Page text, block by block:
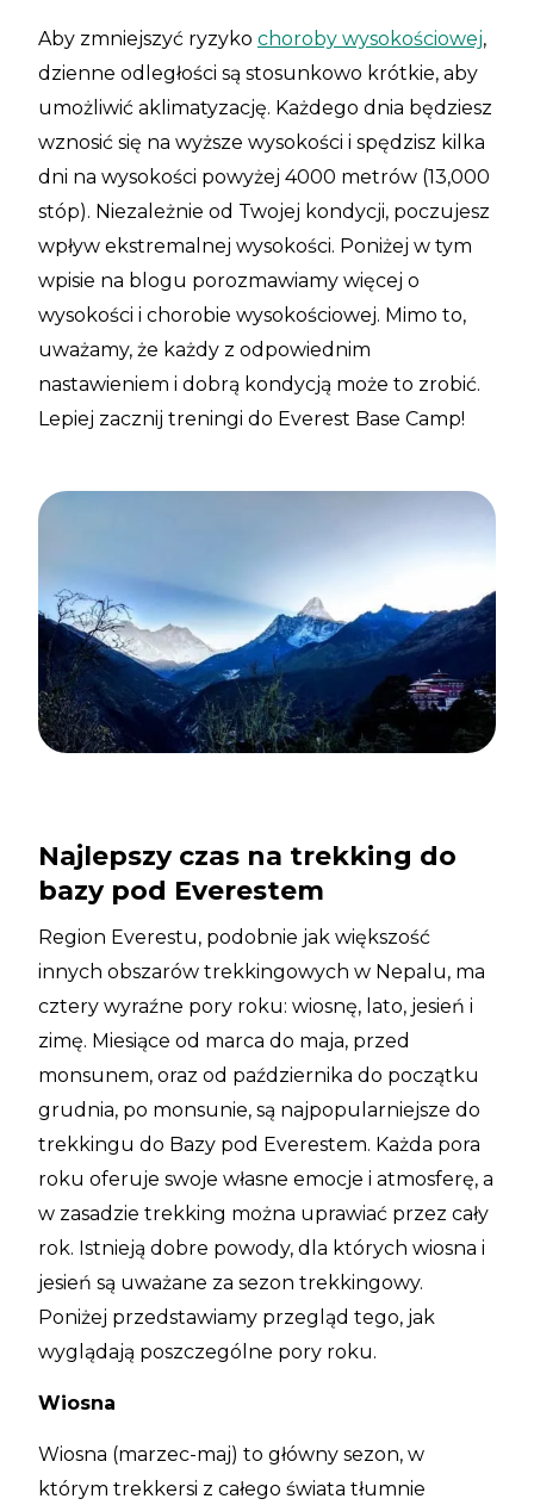
Aby zmniejszyć ryzyko choroby wysokościowej,
dzienne odległości są stosunkowo krótkie, aby
umożliwić aklimatyzację. Każdego dnia będziesz
wznosić się na wyższe wysokości i spędzisz kilka
dni na wysokości powyżej 4000 metrów (13,000
stóp). Niezależnie od Twojej kondycji, poczujesz
wpływ ekstremalnej wysokości. Poniżej w tym
wpisie na blogu porozmawiamy więcej o
wysokości i chorobie wysokościowej. Mimo to,
uważamy, że każdy z odpowiednim
nastawieniem i dobrą kondycją może to zrobić.
Lepiej zacznij treningi do Everest Base Camp!
Najlepszy czas na trekking do
bazy pod Everestem
Region Everestu, podobnie jak większość
innych obszarów trekkingowych w Nepalu, ma
cztery wyraźne pory roku: wiosnę, lato, jesień i
zimę. Miesiące od marca do maja, przed
monsunem, oraz od października do początku
grudnia, po monsunie, są najpopularniejsze do
trekkingu do Bazy pod Everestem. Każda pora
roku oferuje swoje własne emocje i atmosferę, a
w zasadzie trekking można uprawiać przez cały
rok. Istnieją dobre powody, dla których wiosna i
jesień są uważane za sezon trekkingowy.
Poniżej przedstawiamy przegląd tego, jak
wyglądają poszczególne pory roku.
Wiosna
Wiosna (marzec-maj) to główny sezon, w
którym trekkersi z całego świata tłumnie